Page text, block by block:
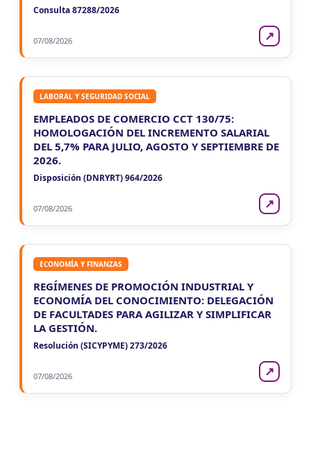
Consulta 87288/2026
07/08/2026 ↗
LABORAL Y SEGURIDAD SOCIAL
EMPLEADOS DE COMERCIO CCT 130/75:
HOMOLOGACIÓN DEL INCREMENTO SALARIAL
DEL 5,7% PARA JULIO, AGOSTO Y SEPTIEMBRE DE
2026.
Disposición (DNRYRT) 964/2026
07/08/2026 ↗
ECONOMÍA Y FINANZAS
REGÍMENES DE PROMOCIÓN INDUSTRIAL Y
ECONOMÍA DEL CONOCIMIENTO: DELEGACIÓN
DE FACULTADES PARA AGILIZAR Y SIMPLIFICAR
LA GESTIÓN.
Resolución (SICYPYME) 273/2026
07/08/2026 ↗